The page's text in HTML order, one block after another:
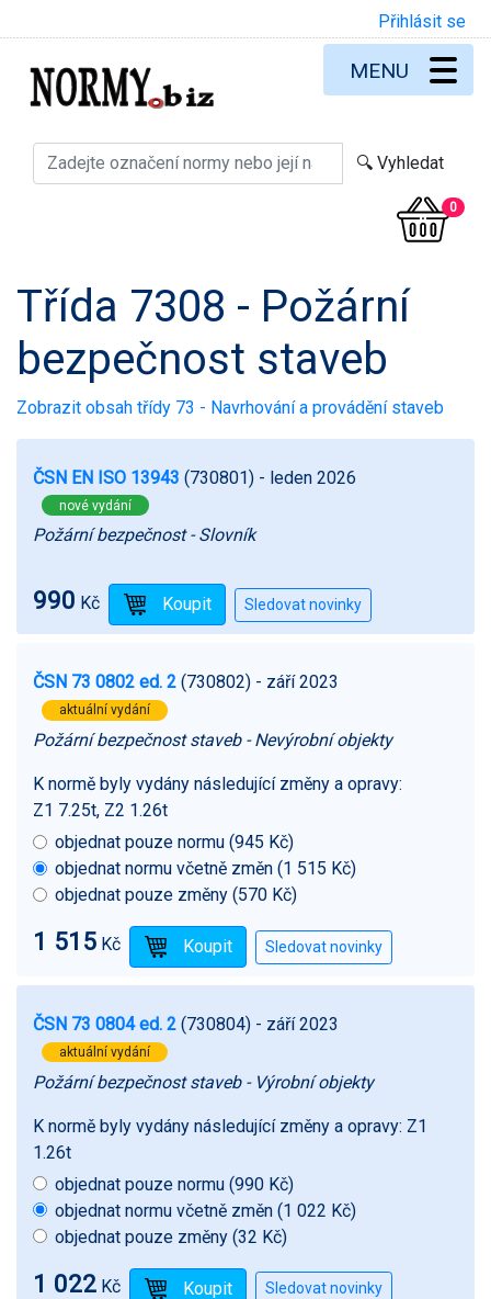
Přihlásit se
0
MENU
Třída 7308 - Požární
bezpečnost staveb
Zobrazit obsah třídy 73 - Navrhování a provádění staveb
ČSN EN ISO 13943 (730801) - leden 2026
nové vydání
Požární bezpečnost - Slovník
990 Kč
ČSN 73 0802 ed. 2 (730802) - září 2023
aktuální vydání
Požární bezpečnost staveb - Nevýrobní objekty
K normě byly vydány následující změny a opravy:
Z1 7.25t, Z2 1.26t
objednat pouze normu (945 Kč)
objednat normu včetně změn (1 515 Kč)
objednat pouze změny (570 Kč)
1 515 Kč
ČSN 73 0804 ed. 2 (730804) - září 2023
aktuální vydání
Požární bezpečnost staveb - Výrobní objekty
K normě byly vydány následující změny a opravy: Z1
1.26t
objednat pouze normu (990 Kč)
objednat normu včetně změn (1 022 Kč)
objednat pouze změny (32 Kč)
1 022 Kč